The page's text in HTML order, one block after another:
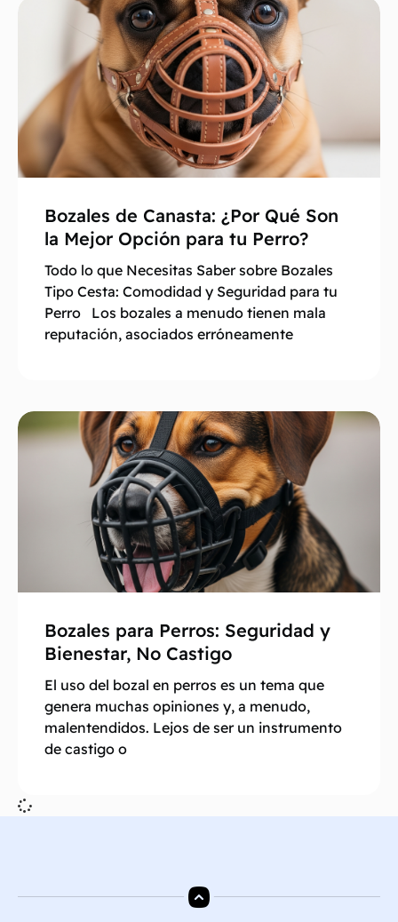
Bozales de Canasta: ¿Por Qué Son
la Mejor Opción para tu Perro?
Todo lo que Necesitas Saber sobre Bozales
Tipo Cesta: Comodidad y Seguridad para tu
Perro Los bozales a menudo tienen mala
reputación, asociados erróneamente
Bozales para Perros: Seguridad y
Bienestar, No Castigo
El uso del bozal en perros es un tema que
genera muchas opiniones y, a menudo,
malentendidos. Lejos de ser un instrumento
de castigo o